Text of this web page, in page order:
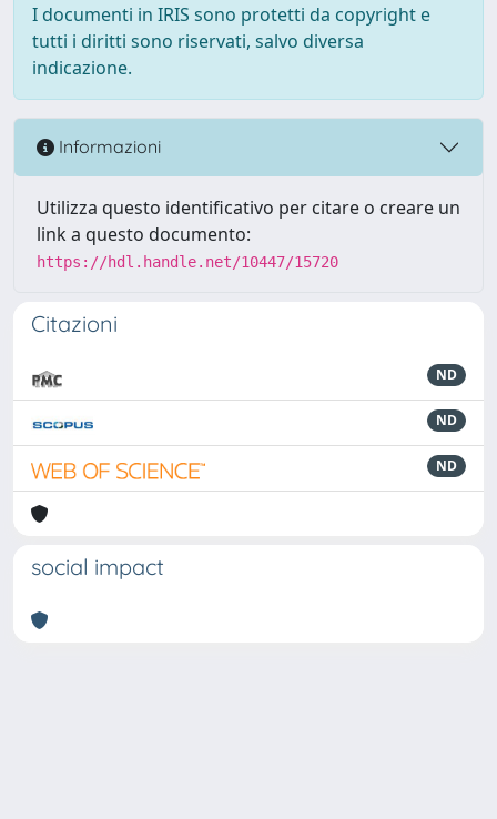
I documenti in IRIS sono protetti da copyright e
tutti i diritti sono riservati, salvo diversa
indicazione.
Informazioni
Utilizza questo identificativo per citare o creare un
link a questo documento:
https://hdl.handle.net/10447/15720
Citazioni
ND
ND
ND
social impact